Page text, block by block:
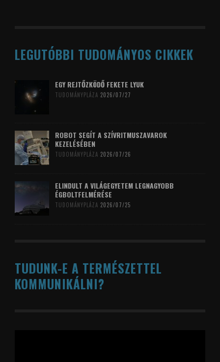
LEGUTÓBBI TUDOMÁNYOS CIKKEK
EGY REJTŐZKÖDŐ FEKETE LYUK
TUDOMÁNYPLÁZA 2026/07/27
ROBOT SEGÍT A SZÍVRITMUSZAVAROK
KEZELÉSÉBEN
TUDOMÁNYPLÁZA 2026/07/26
ELINDULT A VILÁGEGYETEM LEGNAGYOBB
ÉGBOLTFELMÉRÉSE
TUDOMÁNYPLÁZA 2026/07/25
TUDUNK-E A TERMÉSZETTEL
KOMMUNIKÁLNI?